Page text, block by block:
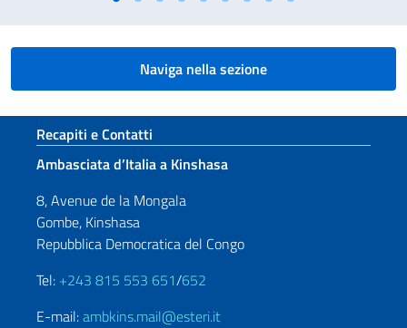
Naviga nella sezione
Sezione footer
Recapiti e Contatti
Ambasciata d’Italia a Kinshasa
8, Avenue de la Mongala
Gombe, Kinshasa
Repubblica Democratica del Congo
Tel: +243 815 553 651/652
E-mail:ambkins.mail@esteri.it